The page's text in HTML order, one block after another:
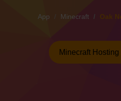
App Minecraft Oak
Minecraft